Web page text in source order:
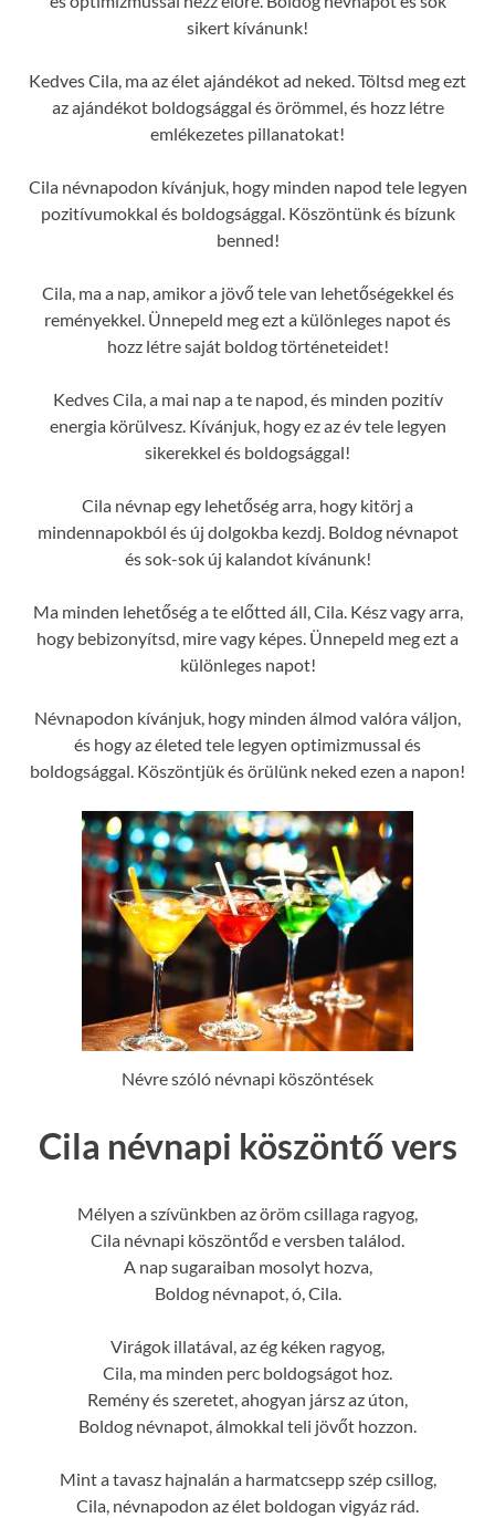
sikert kívánunk!
Kedves Cila, ma az élet ajándékot ad neked. Töltsd meg ezt
az ajándékot boldogsággal és örömmel, és hozz létre
emlékezetes pillanatokat!
Cila névnapodon kívánjuk, hogy minden napod tele legyen
pozitívumokkal és boldogsággal. Köszöntünk és bízunk
benned!
Cila, ma a nap, amikor a jövő tele van lehetőségekkel és
reményekkel. Ünnepeld meg ezt a különleges napot és
hozz létre saját boldog történeteidet!
Kedves Cila, a mai nap a te napod, és minden pozitív
energia körülvesz. Kívánjuk, hogy ez az év tele legyen
sikerekkel és boldogsággal!
Cila névnap egy lehetőség arra, hogy kitörj a
mindennapokból és új dolgokba kezdj. Boldog névnapot
és sok-sok új kalandot kívánunk!
Ma minden lehetőség a te előtted áll, Cila. Kész vagy arra,
hogy bebizonyítsd, mire vagy képes. Ünnepeld meg ezt a
különleges napot!
Névnapodon kívánjuk, hogy minden álmod valóra váljon,
és hogy az életed tele legyen optimizmussal és
boldogsággal. Köszöntjük és örülünk neked ezen a napon!
Névre szóló névnapi köszöntések
Cila névnapi köszöntő vers
Mélyen a szívünkben az öröm csillaga ragyog,
Cila névnapi köszöntőd e versben találod.
A nap sugaraiban mosolyt hozva,
Boldog névnapot, ó, Cila.
Virágok illatával, az ég kéken ragyog,
Cila, ma minden perc boldogságot hoz.
Remény és szeretet, ahogyan jársz az úton,
Boldog névnapot, álmokkal teli jövőt hozzon.
Mint a tavasz hajnalán a harmatcsepp szép csillog,
Cila, névnapodon az élet boldogan vigyáz rád.